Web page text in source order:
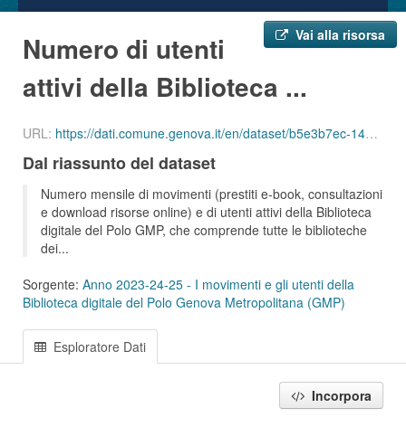
Vai alla risorsa
Numero di utenti
attivi della Biblioteca ...
URL: https://dati.comune.genova.it/en/dataset/b5e3b7ec-14a3-43a0-873b-ccbc73297d25/resource/20526a01-b163-4936-8f5a-4d5a9dd13efb/download/ute_attivi_digitale_01_202406.csv
Dal riassunto del dataset
Numero mensile di movimenti (prestiti e-book, consultazioni
e download risorse online) e di utenti attivi della Biblioteca
digitale del Polo GMP, che comprende tutte le biblioteche
dei...
Sorgente: Anno 2023-24-25 - I movimenti e gli utenti della
Biblioteca digitale del Polo Genova Metropolitana (GMP)
Esploratore Dati
Incorpora